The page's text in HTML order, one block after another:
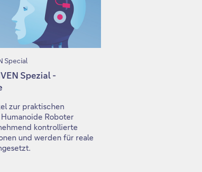
Special
Spezial -
zur praktischen
Roboter
kontrollierte
und werden für reale